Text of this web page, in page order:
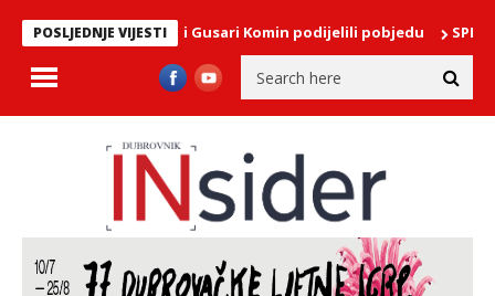
POSLJEDNJE VIJESTI
Crni put i Gusari Komin podijelili pobjedu SPEKTAKL NA